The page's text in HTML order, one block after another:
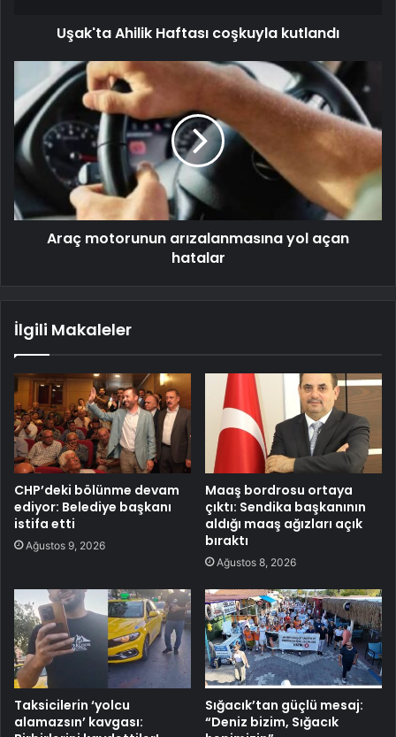
Uşak'ta Ahilik Haftası coşkuyla kutlandı
Araç motorunun arızalanmasına yol açan
hatalar
İlgili Makaleler
CHP’deki bölünme devam
ediyor: Belediye başkanı
istifa etti
Ağustos 9, 2026
Maaş bordrosu ortaya
çıktı: Sendika başkanının
aldığı maaş ağızları açık
bıraktı
Ağustos 8, 2026
Taksicilerin ‘yolcu
alamazsın’ kavgası:
Sığacık’tan güçlü mesaj:
“Deniz bizim, Sığacık